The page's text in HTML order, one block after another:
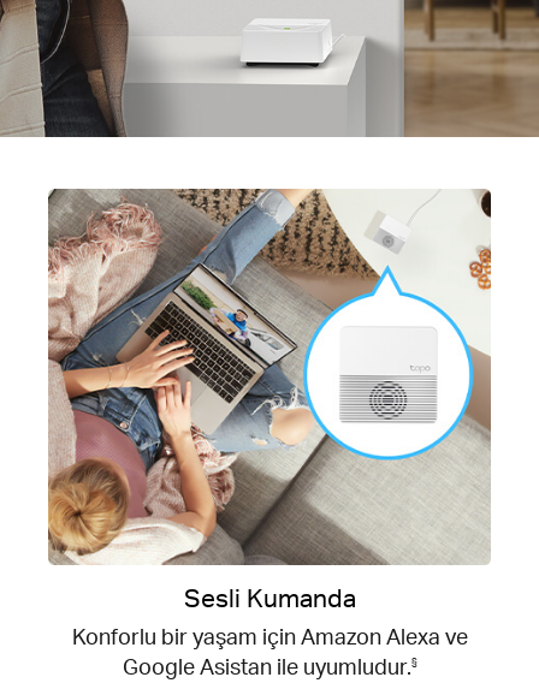
Sesli Kumanda
Konforlu bir yaşam için Amazon Alexa ve
Google Asistan ile uyumludur.§